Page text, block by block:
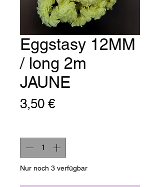
Eggstasy 12MM
/ long 2m
JAUNE
3,50 €Preis
Nur noch 3 verfügbar